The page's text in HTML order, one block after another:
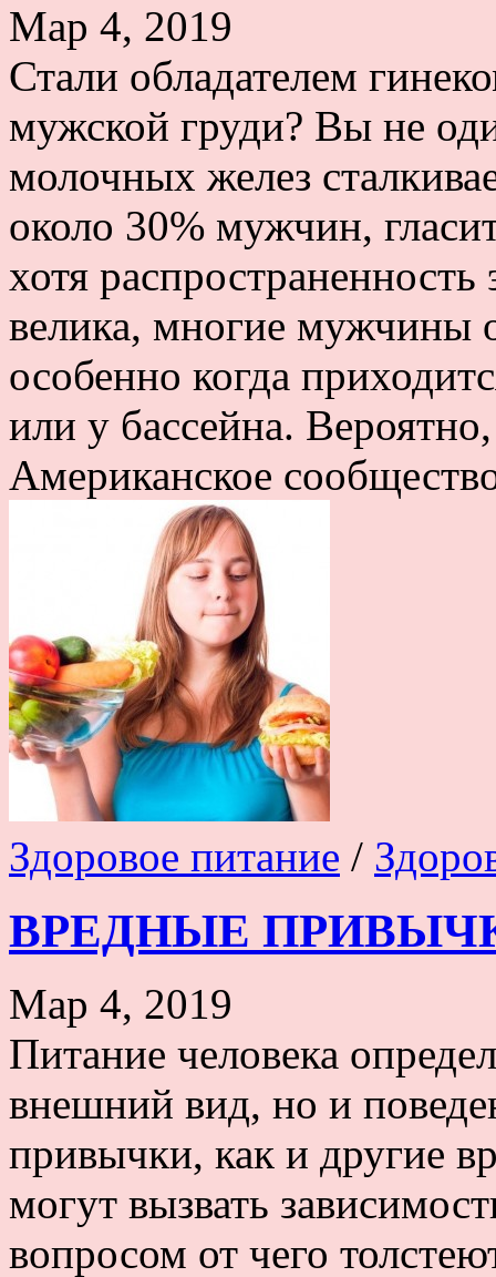
Мар 4, 2019
Стали обладателем
мужской груди? Вы не
молочных желез
около 30% мужчин,
хотя распространенность
велика, многие мужчины
особенно когда
или у бассейна.
Американское
Здоровое питание /
ВРЕДНЫЕ
Мар 4, 2019
Питание человека
внешний вид, но и
привычки, как и другие
могут вызвать
вопросом от чего